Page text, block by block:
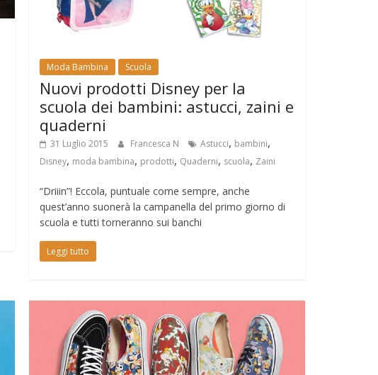
Moda Bambina Scuola
Nuovi prodotti Disney per la
scuola dei bambini: astucci, zaini e
quaderni
31 Luglio 2015 Francesca N Astucci, bambini,
Disney, moda bambina, prodotti, Quaderni, scuola, Zaini
“Driiin”! Eccola, puntuale come sempre, anche
quest’anno suonerà la campanella del primo giorno di
scuola e tutti torneranno sui banchi
Leggi tutto